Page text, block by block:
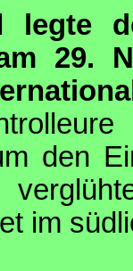
legte
29.
den
im